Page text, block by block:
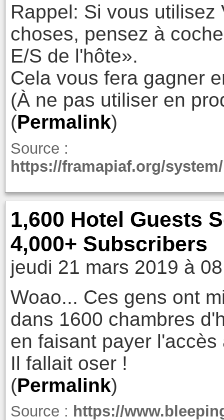
Rappel: Si vous
choses, pensez à
E/S de l'hôte».
Cela vous fera gagner
(À ne pas utiliser en
(Permalink)
Source :
https://framapiaf.org/
1,600 Hotel Guests
4,000+ Subscribers
jeudi 21 mars 2019 à
Woao... Ces gens ont
dans 1600 chambres
en faisant payer
Il fallait oser !
(Permalink)
Source : https://